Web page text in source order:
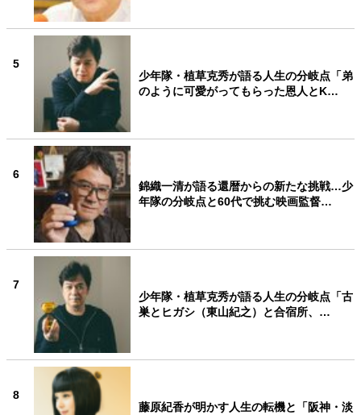
5
少年隊・植草克秀が語る人生の分岐点「弟
のように可愛がってもらった恩人とK…
6
錦織一清が語る還暦からの新たな挑戦…少
年隊の分岐点と60代で挑む映画監督…
7
少年隊・植草克秀が語る人生の分岐点「古
巣とヒガシ（東山紀之）と合宿所、…
8
藤原紀香が明かす人生の転機と「阪神・淡